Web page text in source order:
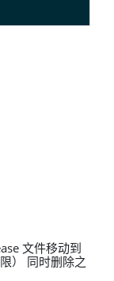
文件移动到
） 同时删除之